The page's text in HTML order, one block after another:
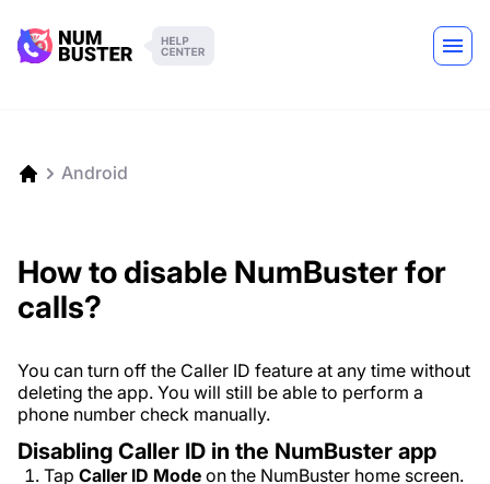
Android
How to disable NumBuster for
calls?
You can turn off the Caller ID feature at any time without
deleting the app. You will still be able to perform a
phone number check manually.
Disabling Caller ID in the NumBuster app
Tap Caller ID Mode on the NumBuster home screen.